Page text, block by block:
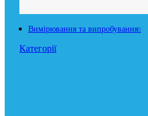
Вимірювання та випробування
Категорії